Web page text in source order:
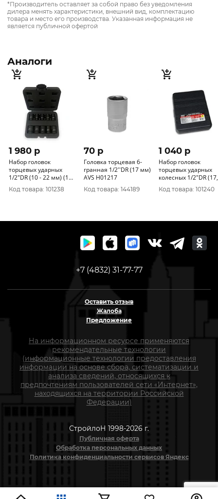
*Производитель оставляет за собой право без уведомления
дилера менять характеристики, внешний вид, комплектацию
товара и место его производства. Указанная информация не
является публичной офертой
Аналоги
1 980 p
Набор головок
торцевых ударных
1/2"DR (10 - 22 мм) (10
предметов) AVS NG12-
10I
Код товара: 101238
70 p
Головка торцевая 6-
гранная 1/2''DR (17 мм)
AVS H01217
Код товара: 144189
1 040 p
Набор головок
торцевых ударных
колесных 1/2"DR (17,
19, 21 мм) (3
AVS NG12-03IC
Код товара: 101240
+7 (4832) 31-77-77
Оставить отзыв
Жалоба
Предложение
На информационном ресурсе применяются
рекомендательные технологии
(информационные технологии предоставления
информации на основе сбора, систематизации и
анализа сведений, относящихся к
предпочтениям пользователей сети «Интернет»,
находящихся на территории Российской
Федерации)
СтройлоН 1998-2026 г.
Публичная оферта
Обработка персональных данных
Политика конфиденциальности сервисов Яндекс